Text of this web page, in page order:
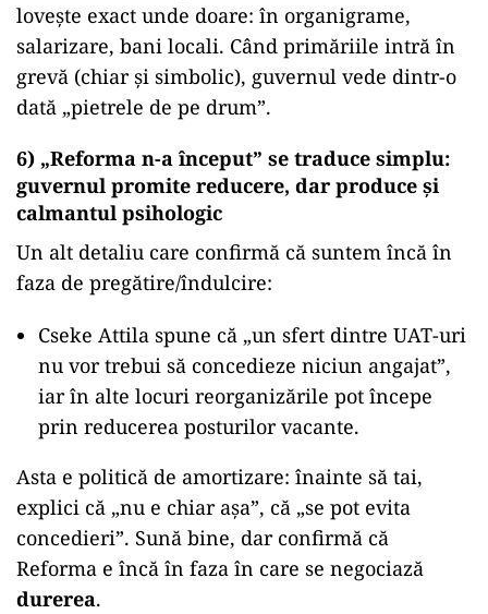
lovește exact unde doare: în organigrame,
salarizare, bani locali. Când primăriile intră în
grevă (chiar și simbolic), guvernul vede dintr-o
dată „pietrele de pe drum”.
6) „Reforma n-a început” se traduce simplu:
guvernul promite reducere, dar produce și
calmantul psihologic
Un alt detaliu care confirmă că suntem încă în
faza de pregătire/îndulcire:
Cseke Attila spune că „un sfert dintre UAT-uri
nu vor trebui să concedieze niciun angajat”,
iar în alte locuri reorganizările pot începe
prin reducerea posturilor vacante.
Asta e politică de amortizare: înainte să tai,
explici că „nu e chiar așa”, că „se pot evita
concedieri”. Sună bine, dar confirmă că
Reforma e încă în faza în care se negociază
durerea.